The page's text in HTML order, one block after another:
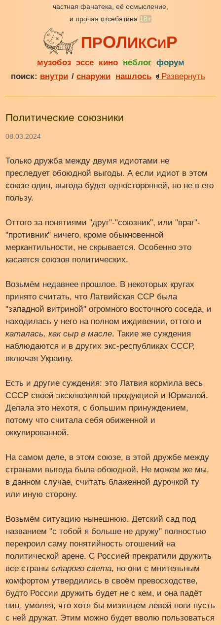
частная фанатека, её осмысление,
и прочая отсебятина 18+
ПРОЛИКСИР
музобоз эссе кино неблог форум
поиск: внутри / снаружи нашлось Развернуть
Политические союзники
08.03.2024
Только дружба между двумя идиотами не
преследует обоюдной выгоды. А если идиот в этом
союзе один, выгода будет односторонней, но не в его
пользу.
Оттого за понятиями "друг"-"союзник", или "враг"-
"противник" ничего, кроме обыкновенной
меркантильности, не скрывается. Особенно это
касается союзов политических.
Возьмём недавнее прошлое. В некоторых кругах
принято считать, что Латвийская ССР была
"западной витриной" огромного восточного соседа, и
находилась у него на полном иждивении, оттого и
каталась, как сыр в масле. Такие же суждения
наблюдаются и в других экс-республиках СССР,
включая Украину.
Есть и другие суждения: это Латвия кормила весь
СССР своей эксклюзивной продукцией и Юрмалой.
Делала это нехотя, с большим принуждением,
потому что считала себя обиженной и
оккупированной.
На самом деле, в этом союзе, в этой дружбе между
странами выгода была обоюдной. Не можем же мы,
в данном случае, считать блаженной дурочкой ту
или иную сторону.
Возьмём ситуацию нынешнюю. Детский сад под
названием "с тобой я больше не дружу" полностью
перекроил саму понятийность отошений на
политической арене. С Россией прекратили дружить
все страны старого света, но они с мнительным
комфортом утвердились в своём превосходстве,
будто России дружить будет не с кем, и она падёт
ниц, умоляя, что хотя бы мизинцем левой ноги пусть
с ней дружат. Этим можно будет вволю пользоваться